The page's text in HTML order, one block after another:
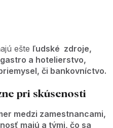
ešte ľudské zdroje,
a hotelierstvo,
či bankovníctvo.
pri skúsenosti
medzi zamestnancami,
majú a tými, čo sa